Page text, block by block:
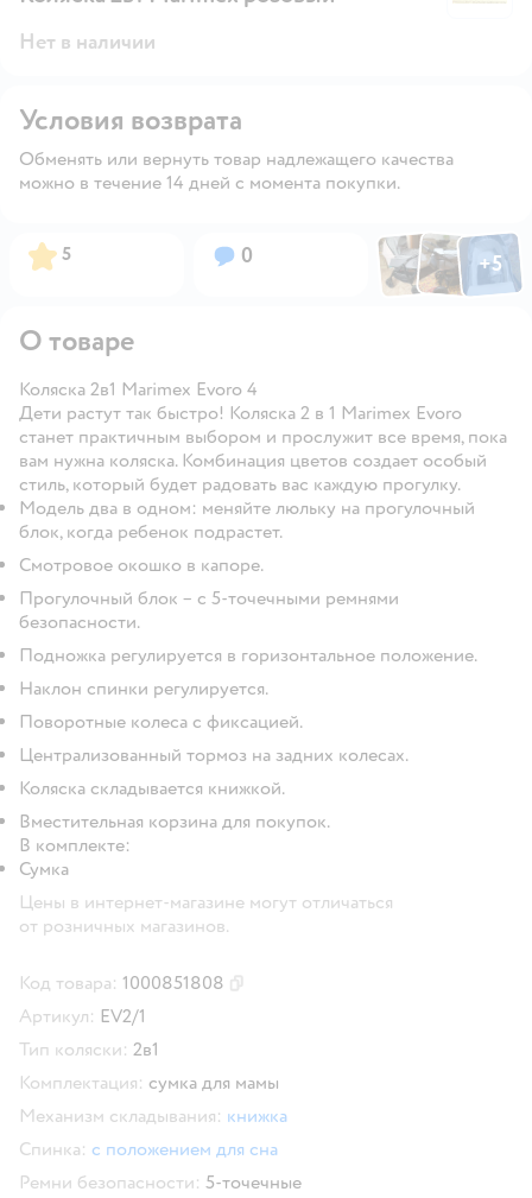
Нет в наличии
Условия возврата
Обменять или вернуть товар надлежащего качества
можно в течение 14 дней с момента покупки.
Рейтинг:
5 Вопросов:
0 ФотоФотоФото
+5
Открыть
О товаре
Коляска 2в1 Marimex Evoro 4
Дети растут так быстро! Коляска 2 в 1 Marimex Evoro
станет практичным выбором и прослужит все время, пока
вам нужна коляска. Комбинация цветов создает особый
стиль, который будет радовать вас каждую прогулку.
Модель два в одном: меняйте люльку на прогулочный
блок, когда ребенок подрастет.
Смотровое окошко в капоре.
Прогулочный блок – с 5-точечными ремнями
безопасности.
Подножка регулируется в горизонтальное положение.
Наклон спинки регулируется.
Поворотные колеса с фиксацией.
Централизованный тормоз на задних колесах.
Коляска складывается книжкой.
Вместительная корзина для покупок.
В комплекте:
Сумка
Цены в интернет-магазине могут отличаться
от розничных магазинов.
Код товара: 1000851808
Артикул: EV2/1
Тип коляски: 2в1
Комплектация: сумка для мамы
Механизм складывания: книжка
Спинка: с положением для сна
Ремни безопасности: 5-точечные